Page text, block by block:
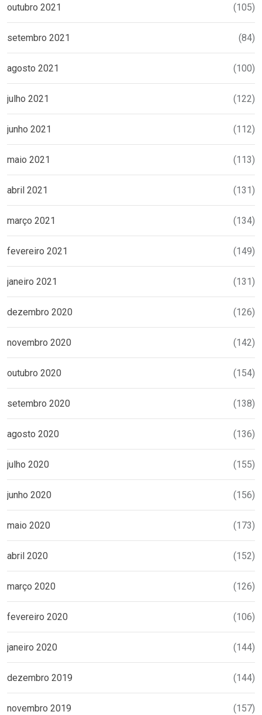
outubro 2021 (105)
setembro 2021 (84)
agosto 2021 (100)
julho 2021 (122)
junho 2021 (112)
maio 2021 (113)
abril 2021 (131)
março 2021 (134)
fevereiro 2021 (149)
janeiro 2021 (131)
dezembro 2020 (126)
novembro 2020 (142)
outubro 2020 (154)
setembro 2020 (138)
agosto 2020 (136)
julho 2020 (155)
junho 2020 (156)
maio 2020 (173)
abril 2020 (152)
março 2020 (126)
fevereiro 2020 (106)
janeiro 2020 (144)
dezembro 2019 (144)
novembro 2019 (157)